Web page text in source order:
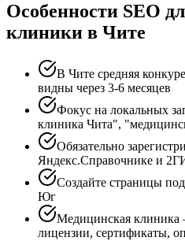
Особенности SEO
клиники в Чите
В Чите средняя
видны через 3-6 месяцев
Фокус на локальных
клиника Чита",
Обязательно
Яндекс.Справочнике и
Создайте страницы
Юг
Медицинская
лицензии, сертификаты,